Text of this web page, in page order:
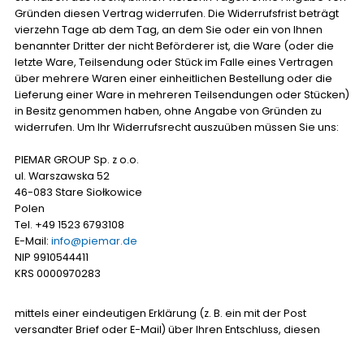
Gründen diesen Vertrag widerrufen. Die Widerrufsfrist beträgt
vierzehn Tage ab dem Tag, an dem Sie oder ein von Ihnen
benannter Dritter der nicht Beförderer ist, die Ware (oder die
letzte Ware, Teilsendung oder Stück im Falle eines Vertragen
über mehrere Waren einer einheitlichen Bestellung oder die
Lieferung einer Ware in mehreren Teilsendungen oder Stücken)
in Besitz genommen haben, ohne Angabe von Gründen zu
widerrufen. Um Ihr Widerrufsrecht auszuüben müssen Sie uns:
PIEMAR GROUP Sp. z o.o.
ul. Warszawska 52
46-083 Stare Siołkowice
Polen
Tel. ‪+49 1523 6793108
E-Mail: info@piemar.de
NIP 9910544411
KRS 0000970283
mittels einer eindeutigen Erklärung (z. B. ein mit der Post
versandter Brief oder E-Mail) über Ihren Entschluss, diesen